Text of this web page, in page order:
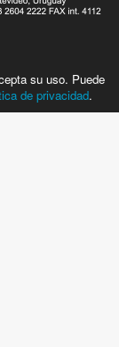
su uso. Puede
de privacidad.